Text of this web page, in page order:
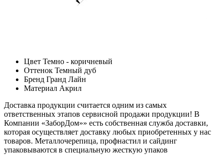
Цвет Темно - коричневый
Оттенок Темный дуб
Бренд Гранд Лайн
Материал Акрил
Доставка продукции считается одним из самых
ответственных этапов сервисной продажи продукции! В
Компании «ЗаборДом»» есть собственная служба доставки,
которая осуществляет доставку любых приобретенных у нас
товаров. Металлочерепица, профнастил и сайдинг
упаковываются в специальную жесткую упаков